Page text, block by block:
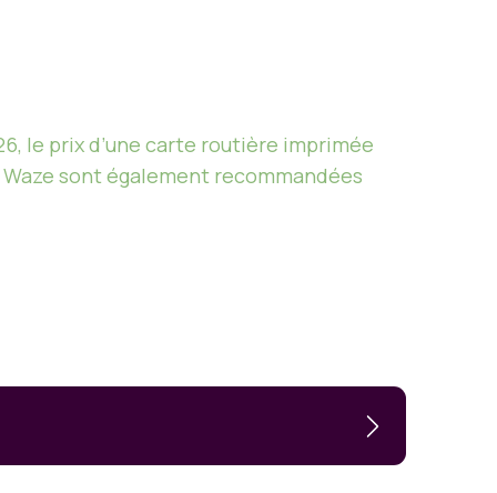
le prix d’une carte routière imprimée
sont également recommandées